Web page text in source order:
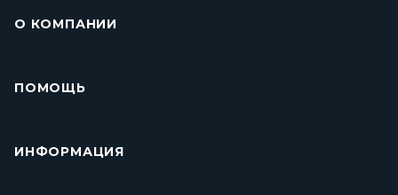
О КОМПАНИИ
ПОМОЩЬ
ИНФОРМАЦИЯ